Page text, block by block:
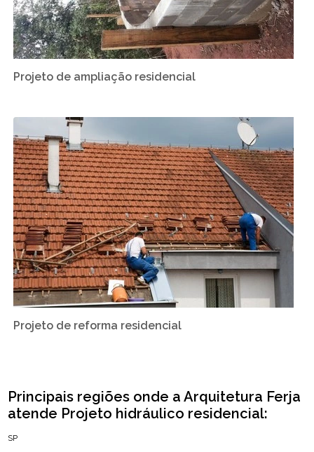
Projeto de ampliação residencial
Projeto de reforma residencial
Principais regiões onde a Arquitetura Ferja
atende Projeto hidráulico residencial:
SP